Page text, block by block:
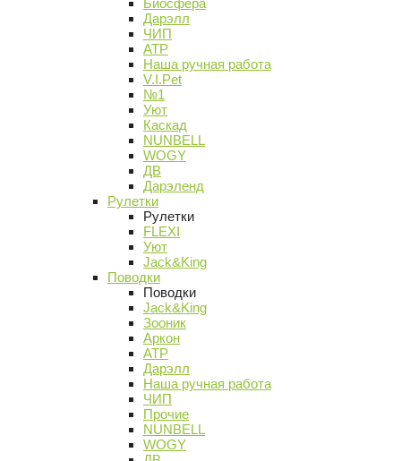
Биосфера
Дарэлл
ЧИП
АТР
Наша ручная работа
V.I.Pet
№1
Уют
Каскад
NUNBELL
WOGY
ДВ
Дарэленд
Рулетки
Рулетки
FLEXI
Уют
Jack&King
Поводки
Поводки
Jack&King
Зооник
Аркон
АТР
Дарэлл
Наша ручная работа
ЧИП
Прочие
NUNBELL
WOGY